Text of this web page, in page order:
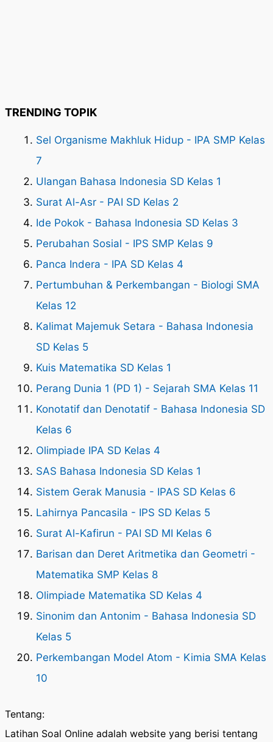
TRENDING TOPIK
Sel Organisme Makhluk Hidup - IPA SMP Kelas
7
Ulangan Bahasa Indonesia SD Kelas 1
Surat Al-Asr - PAI SD Kelas 2
Ide Pokok - Bahasa Indonesia SD Kelas 3
Perubahan Sosial - IPS SMP Kelas 9
Panca Indera - IPA SD Kelas 4
Pertumbuhan & Perkembangan - Biologi SMA
Kelas 12
Kalimat Majemuk Setara - Bahasa Indonesia
SD Kelas 5
Kuis Matematika SD Kelas 1
Perang Dunia 1 (PD 1) - Sejarah SMA Kelas 11
Konotatif dan Denotatif - Bahasa Indonesia SD
Kelas 6
Olimpiade IPA SD Kelas 4
SAS Bahasa Indonesia SD Kelas 1
Sistem Gerak Manusia - IPAS SD Kelas 6
Lahirnya Pancasila - IPS SD Kelas 5
Surat Al-Kafirun - PAI SD MI Kelas 6
Barisan dan Deret Aritmetika dan Geometri -
Matematika SMP Kelas 8
Olimpiade Matematika SD Kelas 4
Sinonim dan Antonim - Bahasa Indonesia SD
Kelas 5
Perkembangan Model Atom - Kimia SMA Kelas
10
Tentang:
Latihan Soal Online adalah website yang berisi tentang